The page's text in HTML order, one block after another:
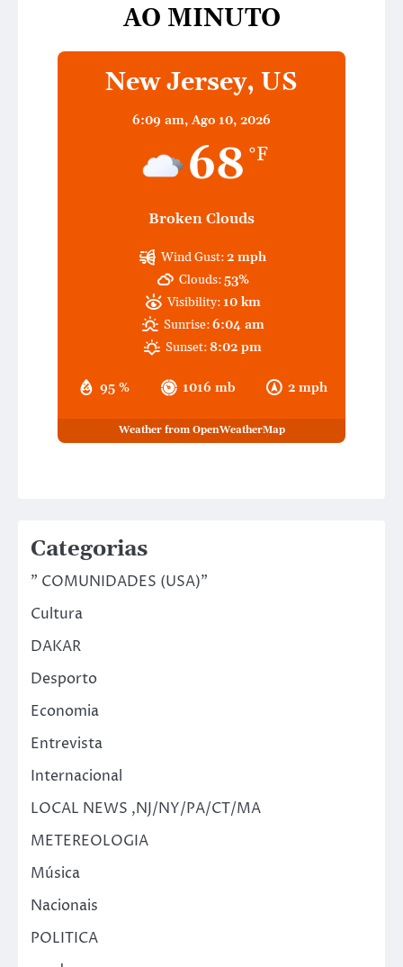
AO MINUTO
New Jersey, US
6:09 am, Ago 10, 2026
68 °F
Broken Clouds
95 % 1016 mb 2 mph
Wind Gust:2 mph
Clouds:53%
Visibility: 10 km
Sunrise:6:04 am
Sunset:8:02 pm
Weather from OpenWeatherMap
Categorias
" COMUNIDADES (USA)"
Cultura
DAKAR
Desporto
Economia
Entrevista
Internacional
LOCAL NEWS ,NJ/NY/PA/CT/MA
METEREOLOGIA
Música
Nacionais
POLITICA